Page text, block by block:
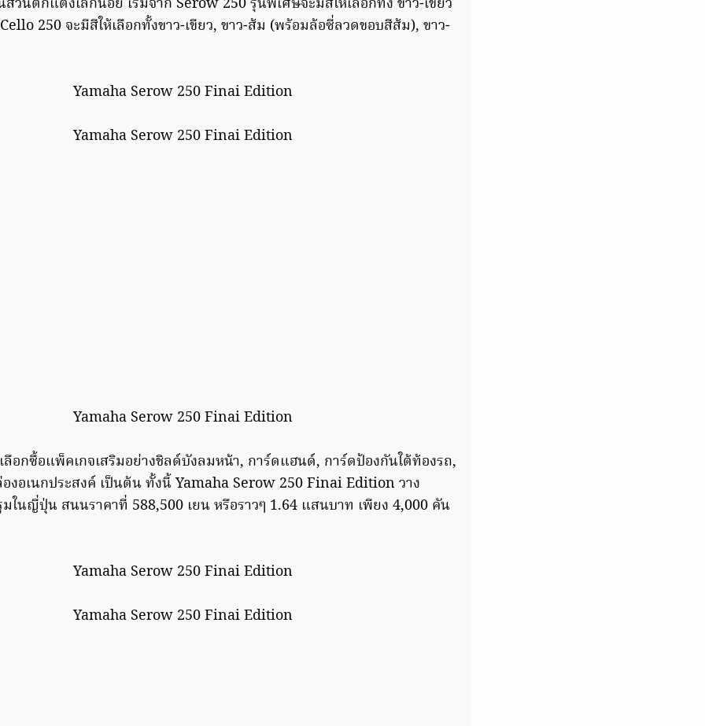
250 จะมีสีให้เลือกทั้งขาว-เขียว, ขาว-ส้ม (พร้อมล้อซี่ลวดขอบสีส้ม), ขาว-
ลือกซื้อแพ็คเกจเสริมอย่างชิลด์บังลมหน้า, การ์ดแฮนด์, การ์ดป้องกันใต้ท้องรถ,
องอเนกประสงค์ เป็นต้น ทั้งนี้ Yamaha Serow 250 Finai Edition วาง
มในญี่ปุ่น สนนราคาที่ 588,500 เยน หรือราวๆ 1.64 แสนบาท เพียง 4,000 คัน